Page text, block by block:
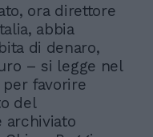
ora direttore
abbia
di denaro,
– si legge nel
favorire
del
archiviato